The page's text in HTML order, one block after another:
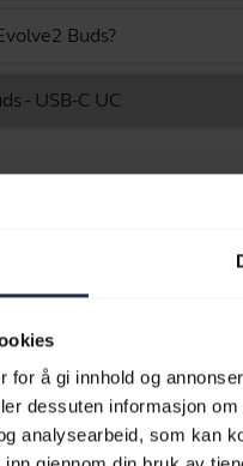
for å gi innhold og
dessuten informasjon
analysearbeid, som kan
Buds?
- USB-C UC